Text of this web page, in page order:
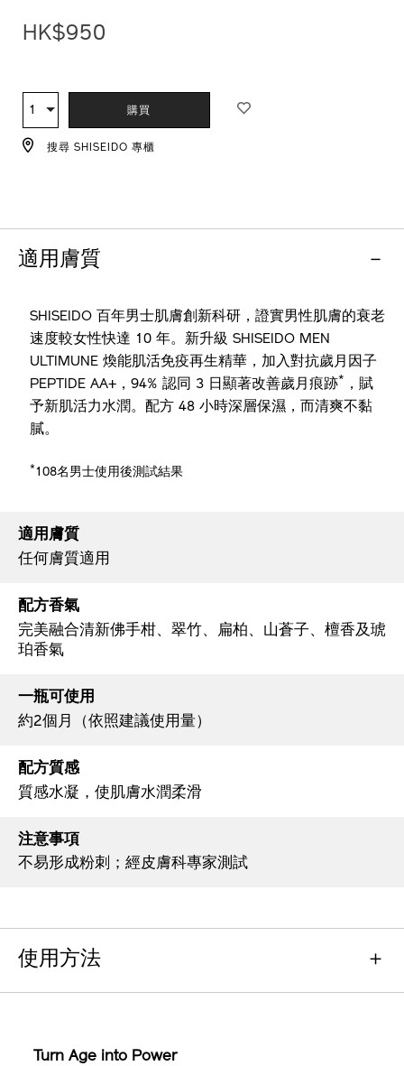
HK$950
TO
CART
OPTIONS
ACTIONS
數
量
1 購買
搜尋 SHISEIDO 專櫃
適用膚質
SHISEIDO 百年男士肌膚創新科研，證實男性肌膚的衰老
速度較女性快達 10 年。新升級 SHISEIDO MEN
ULTIMUNE 煥能肌活免疫再生精華，加入對抗歲月因子
PEPTIDE AA+，94% 認同 3 日顯著改善歲月痕跡*
，賦
予新肌活力水潤。配方 48 小時深層保濕，而清爽不黏
膩。
*108名男士使用後測試結果
適用膚質
任何膚質適用
配方香氣
完美融合清新佛手柑、翠竹、扁柏、山蒼子、檀香及琥
珀香氣
一瓶可使用
約2個月（依照建議使用量）
配方質感
質感水凝，使肌膚水潤柔滑
注意事項
不易形成粉刺；經皮膚科專家測試
使用方法
Turn Age into Power